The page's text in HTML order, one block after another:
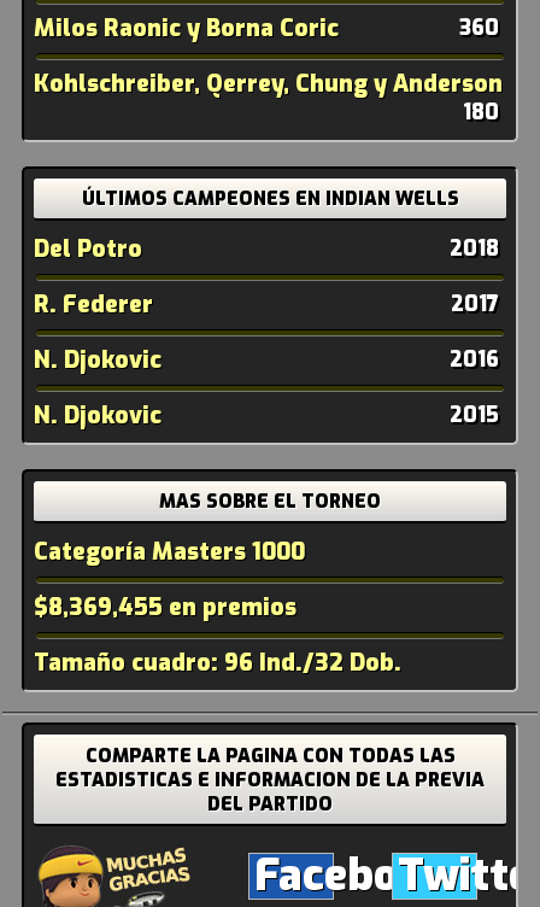
Milos Raonic y Borna Coric 360
Kohlschreiber, Qerrey, Chung y Anderson
180
ÚLTIMOS CAMPEONES EN INDIAN WELLS
2018
Del Potro
2017
R. Federer
2016
N. Djokovic
2015
N. Djokovic
MAS SOBRE EL TORNEO
Categoría Masters 1000
$8,369,455 en premios
Tamaño cuadro: 96 Ind./32 Dob.
COMPARTE LA PAGINA CON TODAS LAS
ESTADISTICAS E INFORMACION DE LA PREVIA
DEL PARTIDO
Facebook